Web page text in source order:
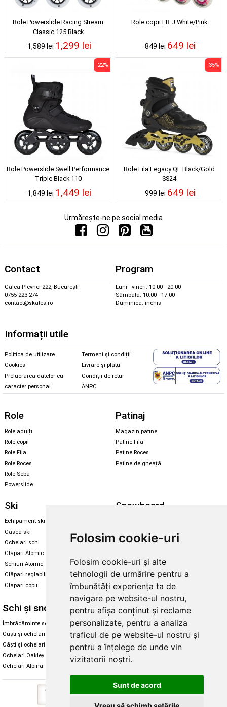
Folosim cookie-uri
Folosim cookie-uri și alte
tehnologii de urmărire pentru a
îmbunătăți experiența ta de
navigare pe website-ul nostru,
pentru afișa conținut și reclame
personalizate, pentru a analiza
traficul de pe website-ul nostru și
pentru a înțelege de unde vin
vizitatorii noștri.
Sunt de acord
Role Powerslide Racing Stream
Classic 125 Black
1,589 lei1,299 lei
Role copii FR J White/Pink
849 lei649 lei
Role Powerslide Swell Performance
Triple Black 110
1,849 lei
-22%
1,449 lei
Role Fila Legacy QF Black/Gold
SS24
999 lei
-35%
649 lei
Urmărește-ne pe social media
Contact
Calea Plevnei 222, București
0755 223 274
contact@skates.ro
Program
Luni - vineri: 10.00 - 20.00
Sâmbătă: 10.00 - 17.00
Duminică: închis
Informații utile
Politica de utilizare
Cookies
Prelucrarea datelor cu
caracter personal
Termeni și condiții
Livrare și plată
Condiții de retur
ANPC
Role
Role adulți
Role copii
Role Fila
Role Roces
Role Seba
Powerslide
Patinaj
Magazin patine
Patine Fila
Patine Roces
Patine de gheață
Ski
Echipament ski
Cască ski
Ochelari schi
Clăpari Atomic
Schiuri Atomic
Clăpari reglabili
Clăpari copii
Snowboard
Echipament snowboard
Legături Rome SDS
Skate & longboard
Santa Cruz
Enuff Skateboards
Schi și snowboard
Îmbrăcăminte schi și snowboard
Căști și ochelari de iarnă
Căști și ochelari Alpina
Ochelari Oakley
Ochelari Alpina
Diverse
Cum aleg rolele
Cum aleg ochelarii
Ochelari de soare Oakley
Ochelari de soare Alpina
Intretinere manusi